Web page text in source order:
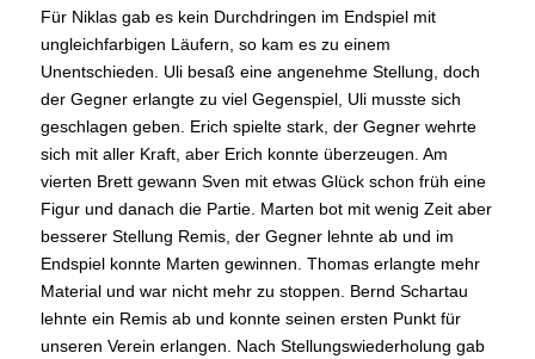
Für Niklas gab es kein Durchdringen im Endspiel mit
ungleichfarbigen Läufern, so kam es zu einem
Unentschieden. Uli besaß eine angenehme Stellung, doch
der Gegner erlangte zu viel Gegenspiel, Uli musste sich
geschlagen geben. Erich spielte stark, der Gegner wehrte
sich mit aller Kraft, aber Erich konnte überzeugen. Am
vierten Brett gewann Sven mit etwas Glück schon früh eine
Figur und danach die Partie. Marten bot mit wenig Zeit aber
besserer Stellung Remis, der Gegner lehnte ab und im
Endspiel konnte Marten gewinnen. Thomas erlangte mehr
Material und war nicht mehr zu stoppen. Bernd Schartau
lehnte ein Remis ab und konnte seinen ersten Punkt für
unseren Verein erlangen. Nach Stellungswiederholung gab